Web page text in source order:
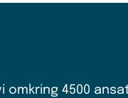
omkring 4500
bredt udvalg af